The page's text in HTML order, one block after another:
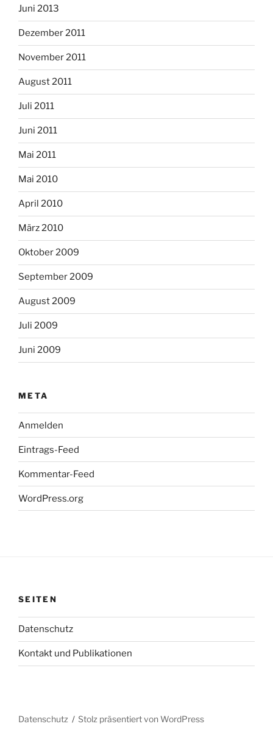
Juni 2013
Dezember 2011
November 2011
August 2011
Juli 2011
Juni 2011
Mai 2011
Mai 2010
April 2010
März 2010
Oktober 2009
September 2009
August 2009
Juli 2009
Juni 2009
META
Anmelden
Eintrags-Feed
Kommentar-Feed
WordPress.org
SEITEN
Datenschutz
Kontakt und Publikationen
Datenschutz Stolz präsentiert von WordPress